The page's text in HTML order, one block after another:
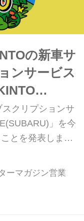
の新車サ
ンサービス
）」を初夏
クリプションサ
」を今
とを発表しまし
ーマガジン営業